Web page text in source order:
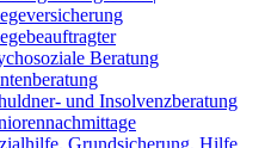
Beratung
und Insolvenzberatung
Grundsicherung, Hilfe